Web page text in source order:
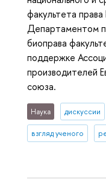
факультета
Департаментом
биоправа
поддержке
производителей
союза.
Наука дискуссии
взгляд ученого